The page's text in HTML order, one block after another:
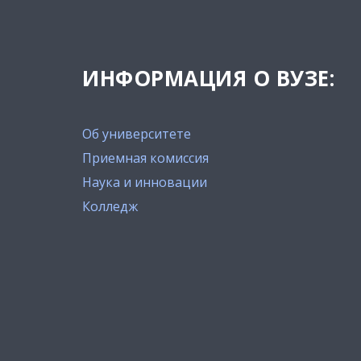
ИНФОРМАЦИЯ О ВУЗЕ:
Об университете
Приемная комиссия
Наука и инновации
Колледж